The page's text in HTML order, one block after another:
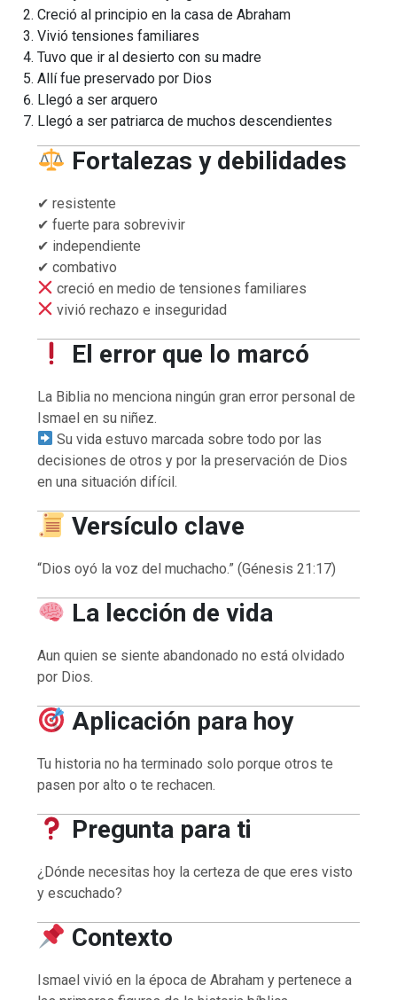
Creció al principio en la casa de Abraham
Vivió tensiones familiares
Tuvo que ir al desierto con su madre
Allí fue preservado por Dios
Llegó a ser arquero
Llegó a ser patriarca de muchos descendientes
Fortalezas y debilidades
✔ resistente
✔ fuerte para sobrevivir
✔ independiente
✔ combativo
creció en medio de tensiones familiares
vivió rechazo e inseguridad
El error que lo marcó
La Biblia no menciona ningún gran error personal de
Ismael en su niñez.
Su vida estuvo marcada sobre todo por las
decisiones de otros y por la preservación de Dios
en una situación difícil.
Versículo clave
“Dios oyó la voz del muchacho.” (Génesis 21:17)
La lección de vida
Aun quien se siente abandonado no está olvidado
por Dios.
Aplicación para hoy
Tu historia no ha terminado solo porque otros te
pasen por alto o te rechacen.
Pregunta para ti
¿Dónde necesitas hoy la certeza de que eres visto
y escuchado?
Contexto
Ismael vivió en la época de Abraham y pertenece a